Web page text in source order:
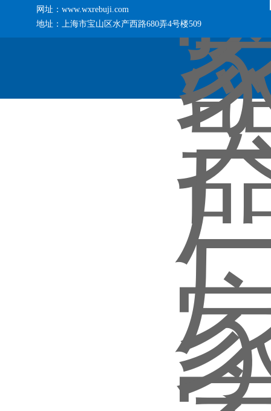
网址：www.wxrebuji.com
地址：上海市宝山区水产西路680弄4号楼509